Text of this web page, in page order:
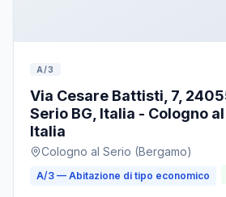
A/3
Via Cesare Battisti, 7,
Serio BG, Italia - Cologno
Italia
Cologno al Serio (Bergamo)
A/3 — Abitazione di tipo economico